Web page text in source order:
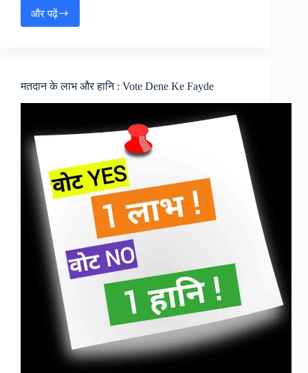
और पढ़ेंEmployment
रोज़गार
मतदान के लाभ और हानि : Vote Dene Ke Fayde